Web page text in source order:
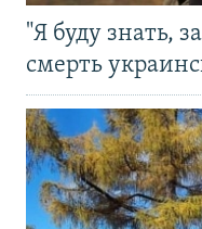
"Я буду знать,
смерть